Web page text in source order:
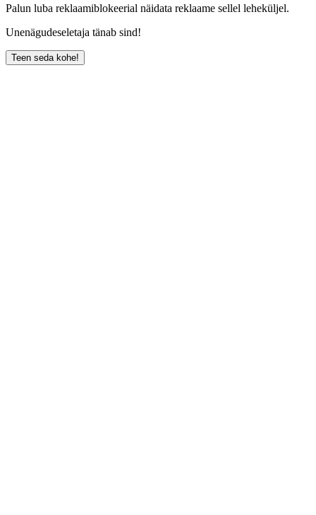
Palun luba reklaamiblokeerial näidata reklaame sellel leheküljel.
Unenägudeseletaja tänab sind!
Teen seda kohe!